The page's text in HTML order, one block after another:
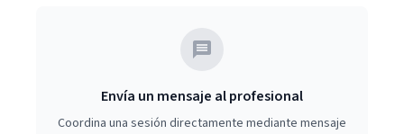
Envía un mensaje al profesional
Coordina una sesión directamente mediante mensaje